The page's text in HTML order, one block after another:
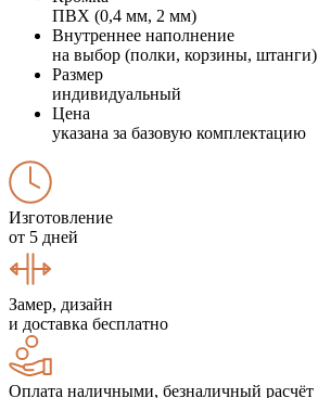
ПВХ (0,4 мм, 2 мм)
Внутреннее наполнение
на выбор (полки, корзины, штанги)
Размер
индивидуальный
Цена
указана за базовую комплектацию
Изготовление
от 5 дней
Замер, дизайн
и доставка бесплатно
Оплата наличными, безналичный расчёт